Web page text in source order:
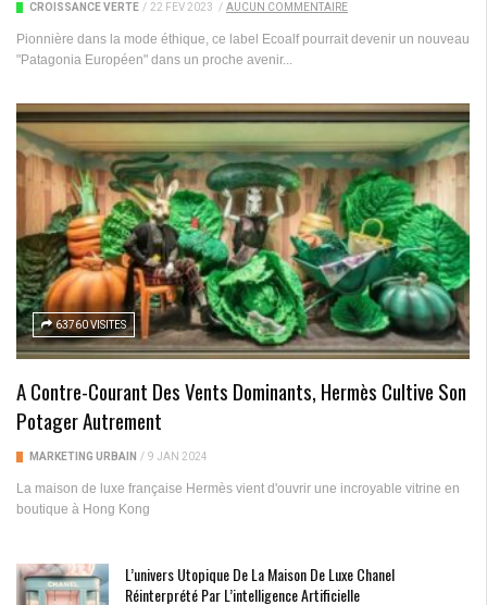
CROISSANCE VERTE / 22 FÉV 2023 / AUCUN COMMENTAIRE
Pionnière dans la mode éthique, ce label Ecoalf pourrait devenir un nouveau
"Patagonia Européen" dans un proche avenir...
63760 VISITES
A Contre-Courant Des Vents Dominants, Hermès Cultive Son
Potager Autrement
MARKETING URBAIN / 9 JAN 2024
La maison de luxe française Hermès vient d'ouvrir une incroyable vitrine en
boutique à Hong Kong
L’univers Utopique De La Maison De Luxe Chanel
Réinterprété Par L’intelligence Artificielle